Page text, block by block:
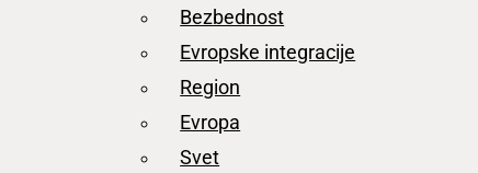
Bezbednost
Evropske integracije
Region
Evropa
Svet